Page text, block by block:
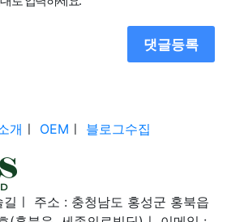
개 ㅣ OEM ㅣ 블로그수집
ㅣ
주소 : 충청남도 홍성군 홍북읍